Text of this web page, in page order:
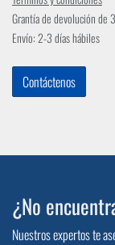
Grantía de devolución de
Envío: 2-3 días hábiles
Contáctenos
¿No
Nuestros expertos te